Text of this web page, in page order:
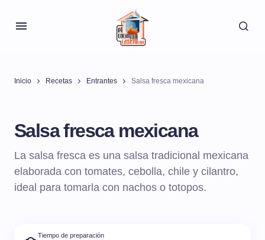
Inicio Recetas Entrantes Salsa fresca mexicana
Salsa fresca mexicana
La salsa fresca es una salsa tradicional mexicana
elaborada con tomates, cebolla, chile y cilantro,
ideal para tomarla con nachos o totopos.
Tiempo de preparación